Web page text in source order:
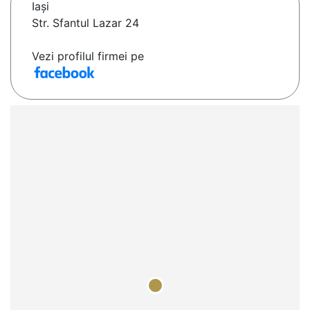
Iaşi
Str. Sfantul Lazar 24
Vezi profilul firmei pe